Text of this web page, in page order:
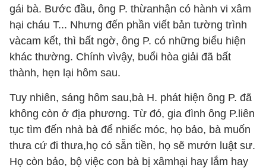
gái bà. Bước đầu, ông P. thừanhận có hành vi xâm
hại cháu T... Nhưng đến phần viết bản tường trình
vàcam kết, thì bất ngờ, ông P. có những biểu hiện
khác thường. Chính vìvậy, buổi hòa giải đã bất
thành, hẹn lại hôm sau.
Tuy nhiên, sáng hôm sau,bà H. phát hiện ông P. đã
không còn ở địa phương. Từ đó, gia đình ông P.liên
tục tìm đến nhà bà để nhiếc móc, họ bảo, bà muốn
thưa cứ đi thưa,họ có sẵn tiền, họ sẽ mướn luật sư.
Họ còn bảo, bộ việc con bà bị xâmhại hay lắm hay